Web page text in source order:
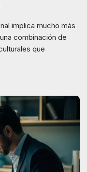
implica mucho más
combinación de
que